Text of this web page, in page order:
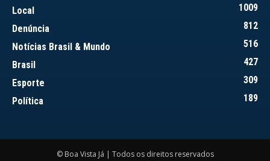
Local
1009
Denúncia
812
Notícias Brasil & Mundo
516
Brasil
427
Esporte
309
Política
189
© Boa Vista Já | Todos os direitos reservados